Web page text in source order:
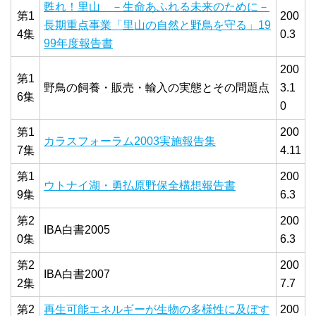
第1
4集
甦れ！里山 －生命あふれる未来のために－
長期重点事業「里山の自然と野鳥を守る」19
99年度報告書
200
0.3
第1
6集
野鳥の飼養・販売・輸入の実態とその問題点
200
3.1
0
第1
7集
カラスフォーラム2003実施報告集
200
4.11
第1
9集
ウトナイ湖・勇払原野保全構想報告書
200
6.3
第2
0集
IBA白書2005
200
6.3
第2
2集
IBA白書2007
200
7.7
第2
再生可能エネルギーが生物の多様性に及ぼす
200